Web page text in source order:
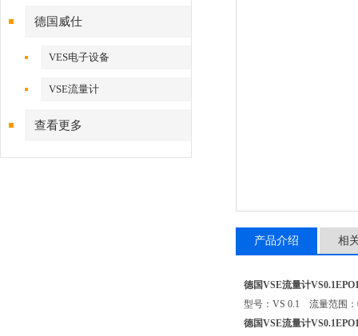
德国威仕
VES电子设备
VSE流量计
查看更多
产品介绍 相
德国VSE流量计
型号：VS 0.1 流量范围：
德国VSE流量计